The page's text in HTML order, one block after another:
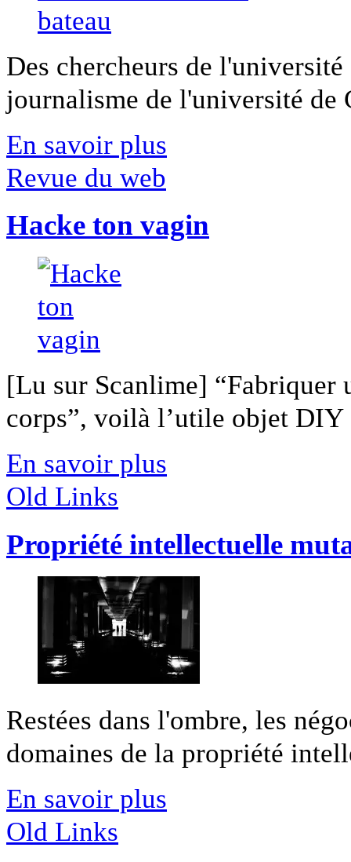
Des chercheurs de
journalisme de l'université
En savoir plus
Revue du web
Hacke ton vagin
[Lu sur Scanlime] “Fabriquer
corps”, voilà l’utile objet
En savoir plus
Old Links
Propriété intellectuelle
Restées dans l'ombre, les
domaines de la propriété
En savoir plus
Old Links